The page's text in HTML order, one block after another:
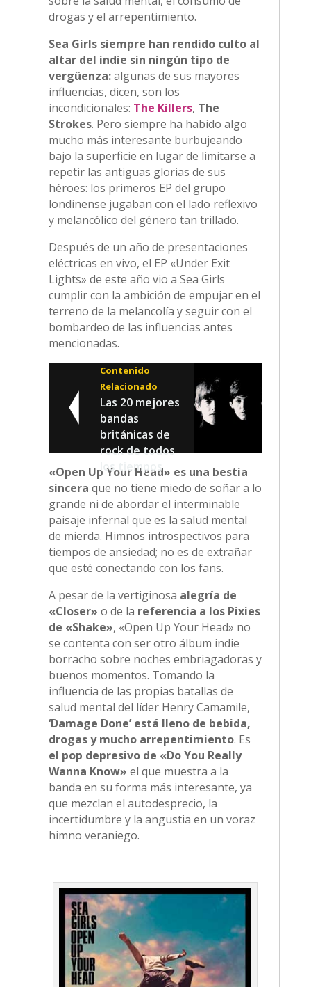
drogas y el arrepentimiento.
Sea Girls siempre han rendido culto al
altar del indie sin ningún tipo de
vergüenza:algunas de sus mayores
influencias, dicen, son los
incondicionales: The Killers, The
Strokes. Pero siempre ha habido algo
mucho más interesante burbujeando
bajo la superficie en lugar de limitarse a
repetir las antiguas glorias de sus
héroes: los primeros EP del grupo
londinense jugaban con el lado reflexivo
y melancólico del género tan trillado.
Después de un año de presentaciones
eléctricas en vivo, el EP «Under Exit
Lights» de este año vio a Sea Girls
cumplir con la ambición de empujar en el
terreno de la melancolía y seguir con el
bombardeo de las influencias antes
mencionadas.
Contenido
Relacionado
Las 20 mejores
bandas
británicas de
rock de todos
los tiempos
«Open Up Your Head» es una bestia
sincera que no tiene miedo de soñar a lo
grande ni de abordar el interminable
paisaje infernal que es la salud mental
de mierda. Himnos introspectivos para
tiempos de ansiedad; no es de extrañar
que esté conectando con los fans.
A pesar de la vertiginosa alegría de
«Closer» o de la referencia a los Pixies
de «Shake», «Open Up Your Head» no
se contenta con ser otro álbum indie
borracho sobre noches embriagadoras y
buenos momentos. Tomando la
influencia de las propias batallas de
salud mental del líder Henry Camamile,
‘Damage Done’ está lleno de bebida,
drogas y mucho arrepentimiento. Es
el pop depresivo de «Do You Really
Wanna Know» el que muestra a la
banda en su forma más interesante, ya
que mezclan el autodesprecio, la
incertidumbre y la angustia en un voraz
himno veraniego.